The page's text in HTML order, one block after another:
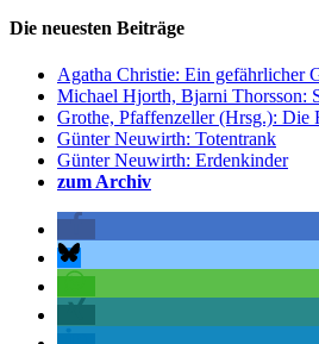
Die neuesten Beiträge
Agatha Christie: Ein gefährlicher
Michael Hjorth, Bjarni Thorsson:
Grothe, Pfaffenzeller (Hrsg.): Die
Günter Neuwirth: Totentrank
Günter Neuwirth: Erdenkinder
zum Archiv